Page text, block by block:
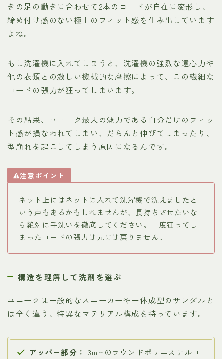
きの足の動きに合わせて2本のコードが自在に変形し、
締め付け感のない極上のフィット感を生み出しています
よね。
もし洗濯機に入れてしまうと、洗濯機の強烈な遠心力や
他の衣類との激しい機械的な摩擦によって、この繊細な
コードの張力が狂ってしまいます。
その結果、ユニーク最大の魅力である自分だけのフィッ
ト感が損なわれてしまい、だらんと伸びてしまったり、
型崩れを起こしてしまう原因になるんです。
注意ポイント
ネット上にはネットに入れて洗濯機で洗えましたと
いう声もあるかもしれませんが、長持ちさせたいな
ら絶対に手洗いを徹底してください。一度狂ってし
まったコードの張力は元には戻りません。
構造を理解して洗剤を選ぶ
ユニークは一般的なスニーカーや一体成型のサンダルと
は全く違う、特異なマテリアル構成を持っています。
アッパー部分： 3mmのラウンドポリエステルコ